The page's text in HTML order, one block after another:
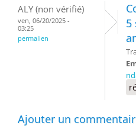
ALY (non vérifié)
ven, 06/20/2025 -
03:25
permalien
5
Ajouter un